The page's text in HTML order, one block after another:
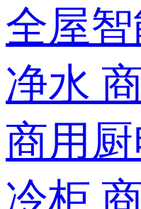
全屋
净水
商用
冷柜